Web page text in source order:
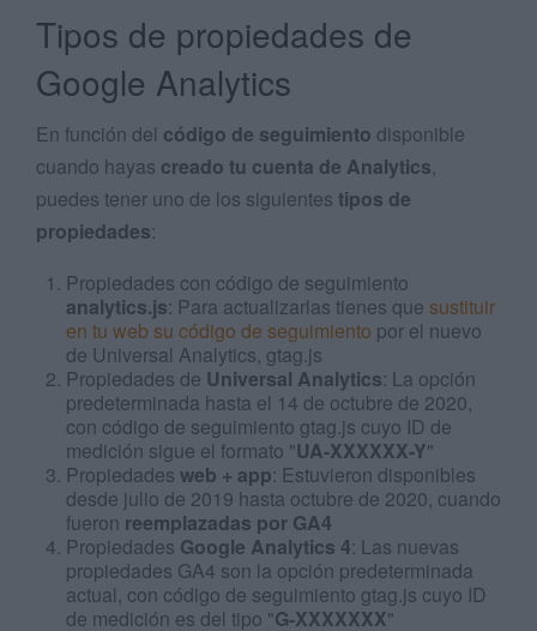
Tipos de propiedades de
Google Analytics
En función del código de seguimiento disponible
cuando hayas creado tu cuenta de Analytics,
puedes tener uno de los siguientes tipos de
propiedades:
Propiedades con código de seguimiento
analytics.js: Para actualizarlas tienes que sustituir
en tu web su código de seguimiento por el nuevo
de Universal Analytics, gtag.js
Propiedades de Universal Analytics: La opción
predeterminada hasta el 14 de octubre de 2020,
con código de seguimiento gtag.js cuyo ID de
medición sigue el formato "UA-XXXXXX-Y"
Propiedades web + app: Estuvieron disponibles
desde julio de 2019 hasta octubre de 2020, cuando
fueron reemplazadas por GA4
Propiedades Google Analytics 4: Las nuevas
propiedades GA4 son la opción predeterminada
actual, con código de seguimiento gtag.js cuyo ID
de medición es del tipo "G-XXXXXXX"